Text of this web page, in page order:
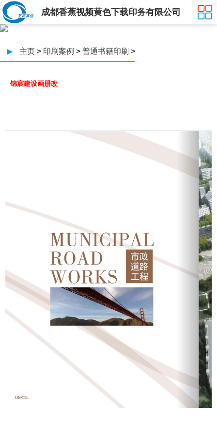
成都香蕉视频黄色下载印务有限公司
▶ 主页 > 印刷案例 > 普通书籍印刷 >
锦宸建设画册改